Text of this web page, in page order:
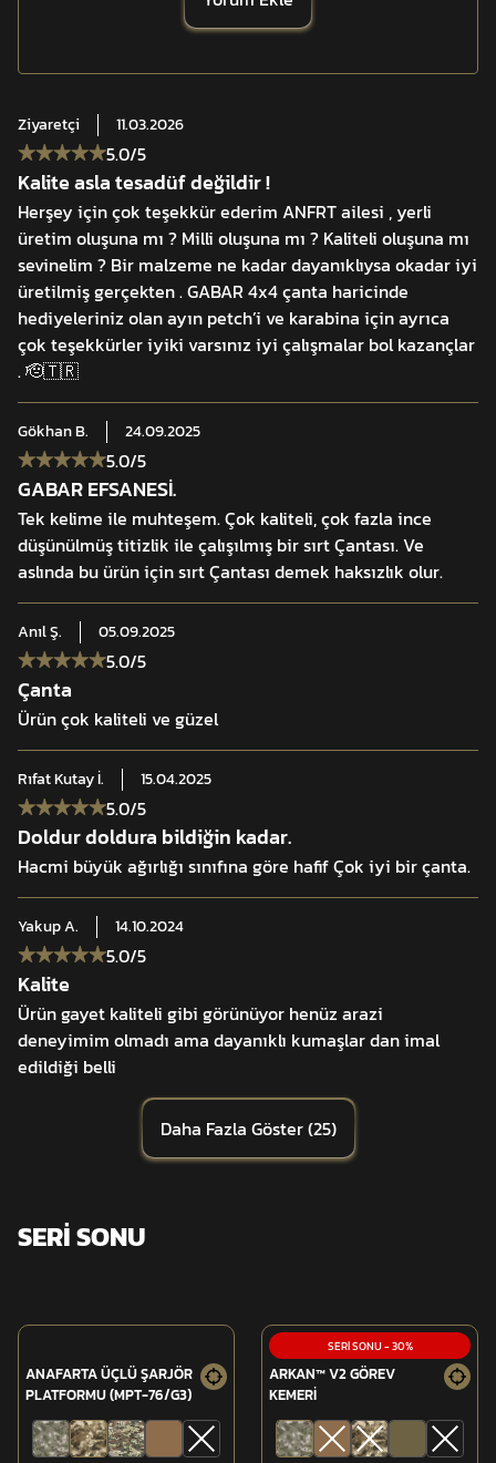
önünde bulundurularaktasarlanmıştır. Dış yüzeyinde 4
olup; su, yağ, sürtünme ve çevresel etkilere karşı yüksek
dirençsunar. Lisanslı YKK® fermuar ve tokalar ile
güçlendirilmiş çift dikiş yöntemi,uzun ömürlü yapısal
dayanım sağlar.
Çantanın omurga sisteminde yer alan Çapraz Konumlu
AlüminyumÇubuklu Sırt Destek Sistemi (C.A.C.S.D.),
yükün sırt boyunca dengelidağılmasına yardımcı olur.
Beden ayarlı sırt sistemi ve çift katmanlı
ergonomikomuzluk yapısı, ağır yüklerde baskıyı
minimize eder. 3D hava sirkülasyonlu fileyüzeyler,
Ön havuz sistemi; hücum çantası, parka veya mont
gibiekipmanlara hızlı erişim imkânı verir. Büyüyebilir üst
bölme, hacimliekipmanların taşınmasını kolaylaştırır.
Çıkarılabilir bel desteği, görev kemeriolarak da
kullanılabilir. MOLLE/PALS uyumlu yapı, modüler
kişiselleştirmeyeolanak tanır. Çanta yaklaşık 2,9 kg
ağırlığında olup 32×75×25 cm ölçülerinesahiptir.
Özellikler:
4 kat PU kaplamalı lisanslı CORDURA® kumaş
C.A.C.S.D. alüminyum sırt destek sistemi
Büyüyebilir üst bölme ve ön havuz erişimi
Çift katmanlı ergonomik omuzluk yapısı
MOLLE/PALS uyumlu modüler tasarım
Ziyaretçi 11.03.2026
5.0/5
Kalite asla tesadüf değildir !
Herşey için çok teşekkür ederim ANFRT ailesi , yerli
üretim oluşuna mı ? Milli oluşuna mı ? Kaliteli oluşuna mı
sevinelim ? Bir malzeme ne kadar dayanıklıysa okadar iyi
üretilmiş gerçekten . GABAR 4x4 çanta haricinde
hediyeleriniz olan ayın petch’i ve karabina için ayrıca
çok teşekkürler iyiki varsınız iyi çalışmalar bol kazançlar
. 🫡🇹🇷
GökhanB. 24.09.2025
5.0/5
GABAR EFSANESİ.
Tek kelime ile muhteşem. Çok kaliteli, çok fazla ince
düşünülmüş titizlik ile çalışılmış bir sırt Çantası. Ve
aslında bu ürün için sırt Çantası demek haksızlık olur.
AnılŞ. 05.09.2025
5.0/5
Çanta
Ürün çok kaliteli ve güzel
Rıfat Kutayİ. 15.04.2025
5.0/5
Doldur doldura bildiğin kadar.
Hacmi büyük ağırlığı sınıfına göre hafif Çok iyi bir çanta.
YakupA. 14.10.2024
5.0/5
Kalite
Ürün gayet kaliteli gibi görünüyor henüz arazi
deneyimim olmadı ama dayanıklı kumaşlar dan imal
edildiği belli
Daha Fazla Göster(25)
SERİ SONU
ANAFARTA ÜÇLÜ ŞARJÖR
PLATFORMU (MPT-76/G3)
SERİ SONU-30%
ARKAN™ V2 GÖREV
KEMERİ